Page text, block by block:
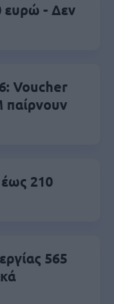
ευρώ - Δεν
Voucher
210
565